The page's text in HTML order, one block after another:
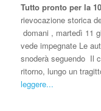
Tutto pronto per la
rievocazione storica
domani , martedì 11
vede impegnate Le
snoderà seguendo Il
ritorno, lungo un
leggere...